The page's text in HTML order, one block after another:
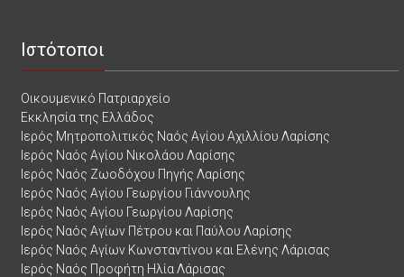
Ιστότοποι
Οικουμενικό Πατριαρχείο
Εκκλησία της Ελλάδος
Ιερός Μητροπολιτικός Ναός Αγίου Αχιλλίου Λαρίσης
Ιερός Ναός Αγίου Νικολάου Λαρίσης
Ιερός Ναός Ζωοδόχου Πηγής Λαρίσης
Ιερός Ναός Αγίου Γεωργίου Γιάννουλης
Ιερός Ναός Αγίου Γεωργίου Λαρίσης
Ιερός Ναός Αγίων Πέτρου και Παύλου Λαρίσης
Ιερός Ναός Αγίων Κωνσταντίνου και Ελένης Λάρισας
Ιερός Ναός Προφήτη Ηλία Λάρισας